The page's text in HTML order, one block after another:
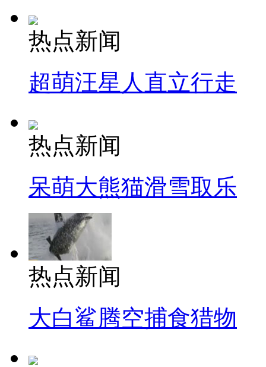
热点新闻
超萌汪星人直立行走
热点新闻
呆萌大熊猫滑雪取乐
热点新闻
大白鲨腾空捕食猎物